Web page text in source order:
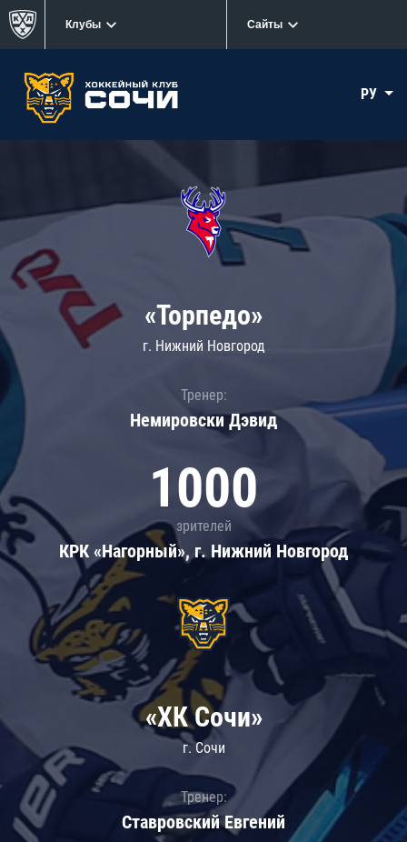
Клубы Сайты
РУ
«Торпедо»
г. Нижний Новгород
Тренер:
Немировски Дэвид
1000
зрителей
КРК «Нагорный», г. Нижний Новгород
«ХК Сочи»
г. Сочи
Тренер:
Ставровский Евгений